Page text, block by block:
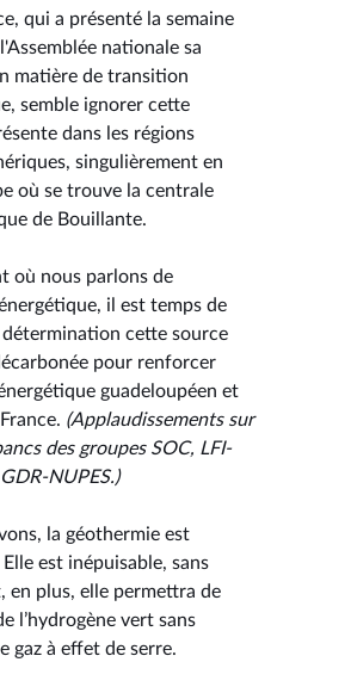
qui a présenté la semaine
nationale sa
matière de transition
semble ignorer cette
dans les régions
singulièrement en
où se trouve la centrale
de Bouillante.
où nous parlons de
il est temps de
détermination cette source
pour renforcer
guadeloupéen et
(Applaudissements sur
des groupes SOC, LFI-
NUPES.)
la géothermie est
est inépuisable, sans
en plus, elle permettra de
l’hydrogène vert sans
gaz à effet de serre.